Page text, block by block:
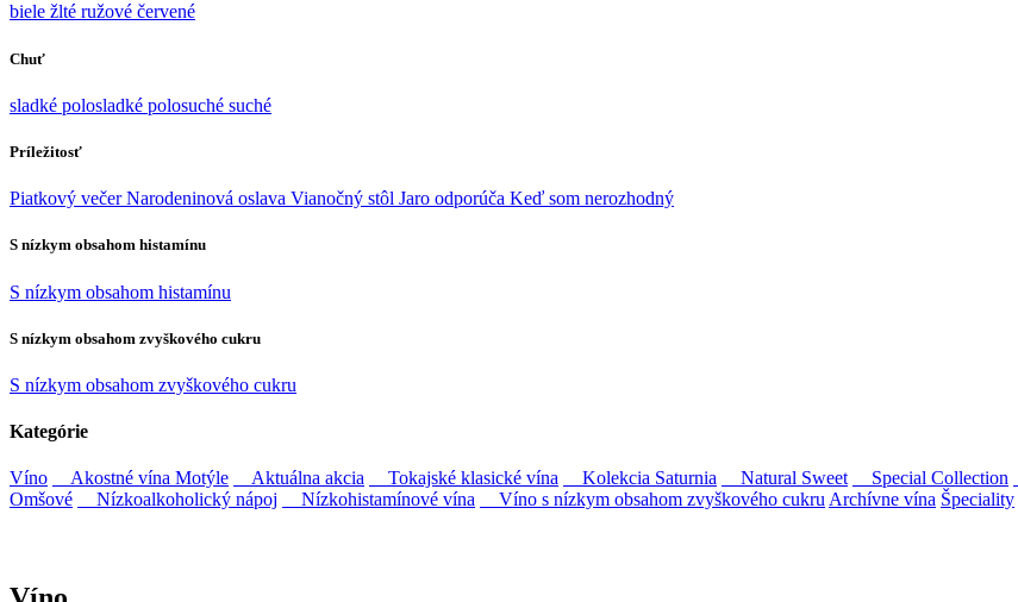
biele žlté ružové červené
Chuť
sladké polosladké polosuché suché
Príležitosť
Piatkový večerNarodeninová oslava Vianočný stôl Jaro odporúča Keď som nerozhodný
S nízkym obsahom histamínu
S nízkym obsahom histamínu
S nízkym obsahom zvyškového cukru
S nízkym obsahom zvyškového cukru
Kategórie
Víno Akostné vína Motýle Aktuálna akcia Tokajské klasické vína Kolekcia Saturnia Natural Sweet Special Collection
Omšové
Nízkoalkoholický nápoj Nízkohistamínové vína Víno s nízkym obsahom zvyškového cukru Archívne vína Špeciality